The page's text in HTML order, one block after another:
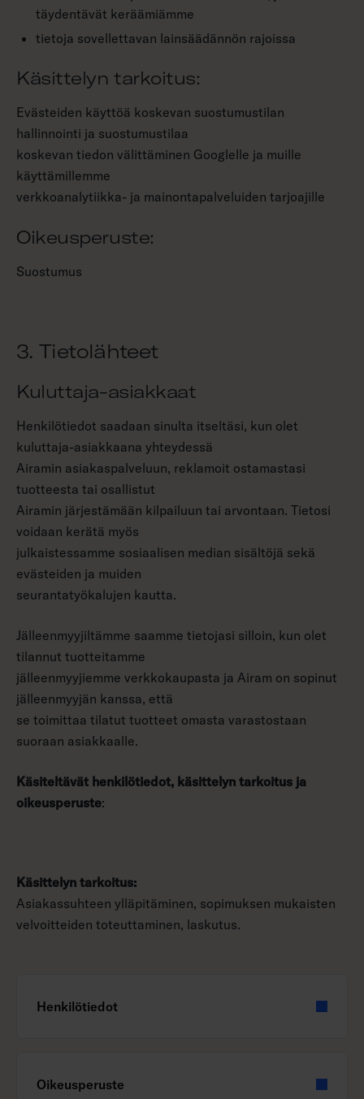
täydentävät keräämiämme
tietoja sovellettavan lainsäädännön rajoissa
Käsittelyn tarkoitus:
Evästeiden käyttöä koskevan suostumustilan
hallinnointi ja suostumustilaa
koskevan tiedon välittäminen Googlelle ja muille
käyttämillemme
verkkoanalytiikka- ja mainontapalveluiden tarjoajille
Oikeusperuste:
Suostumus
3. Tietolähteet
Kuluttaja-asiakkaat
Henkilötiedot saadaan sinulta itseltäsi, kun olet
kuluttaja-asiakkaana yhteydessä
Airamin asiakaspalveluun, reklamoit ostamastasi
tuotteesta tai osallistut
Airamin järjestämään kilpailuun tai arvontaan. Tietosi
voidaan kerätä myös
julkaistessamme sosiaalisen median sisältöjä sekä
evästeiden ja muiden
seurantatyökalujen kautta.
Jälleenmyyjiltämme saamme tietojasi silloin, kun olet
tilannut tuotteitamme
jälleenmyyjiemme verkkokaupasta ja Airam on sopinut
jälleenmyyjän kanssa, että
se toimittaa tilatut tuotteet omasta varastostaan
suoraan asiakkaalle.
Käsiteltävät henkilötiedot, käsittelyn tarkoitus ja
oikeusperuste:
Käsittelyn tarkoitus:
Asiakassuhteen ylläpitäminen, sopimuksen mukaisten
velvoitteiden toteuttaminen, laskutus.
Henkilötiedot
Oikeusperuste